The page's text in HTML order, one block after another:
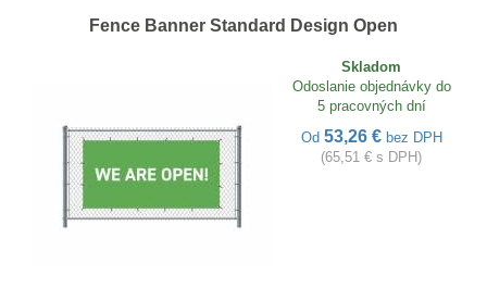
Fence Banner Standard Design Open
Skladom
Odoslanie objednávky do
5 pracovných dní
Od 53,26 € bez DPH
(65,51 € s DPH)